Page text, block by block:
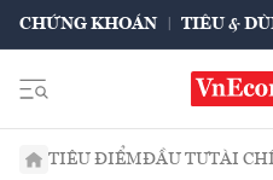
CHỨNG KHOÁN TIÊU &
TIÊU ĐIỂMĐẦU TƯTÀI